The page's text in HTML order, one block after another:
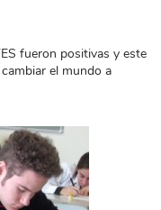
fueron positivas y este
el mundo a